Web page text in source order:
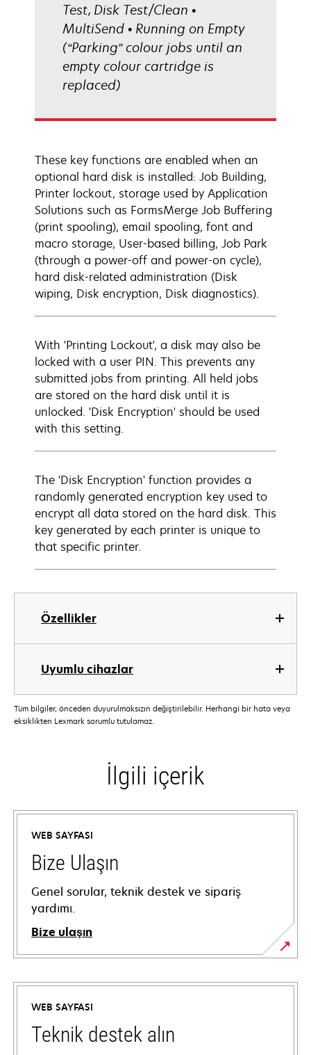
Özellikler
Uyumlu cihazlar
Test, Disk Test/Clean •
MultiSend • Running on Empty
(“Parking” colour jobs until an
empty colour cartridge is
replaced)
These key functions are enabled when an
optional hard disk is installed: Job Building,
Printer lockout, storage used by Application
Solutions such as FormsMerge Job Buffering
(print spooling), email spooling, font and
macro storage, User-based billing, Job Park
(through a power-off and power-on cycle),
hard disk-related administration (Disk
wiping, Disk encryption, Disk diagnostics).
With 'Printing Lockout', a disk may also be
locked with a user PIN. This prevents any
submitted jobs from printing. All held jobs
are stored on the hard disk until it is
unlocked. 'Disk Encryption' should be used
with this setting.
The 'Disk Encryption' function provides a
randomly generated encryption key used to
encrypt all data stored on the hard disk. This
key generated by each printer is unique to
that specific printer.
Tüm bilgiler, önceden duyurulmaksızın değiştirilebilir. Herhangi bir hata veya
eksiklikten Lexmark sorumlu tutulamaz.
İlgili içerik
WEB SAYFASI
Bize Ulaşın
Genel sorular, teknik destek ve sipariş
yardımı.
Bize ulaşın
WEB SAYFASI
Teknik destek alın